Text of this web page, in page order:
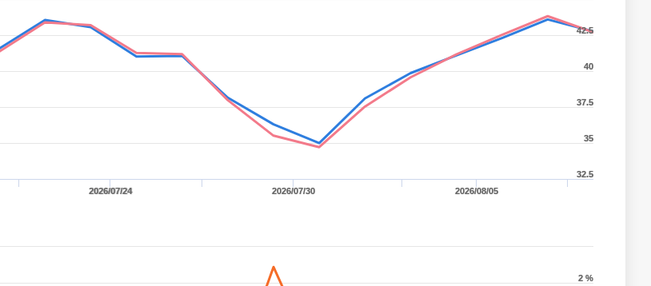
2026/07/24 2026/07/30 2026/08/05
32.5
35
37.5
40
42.5
2 %